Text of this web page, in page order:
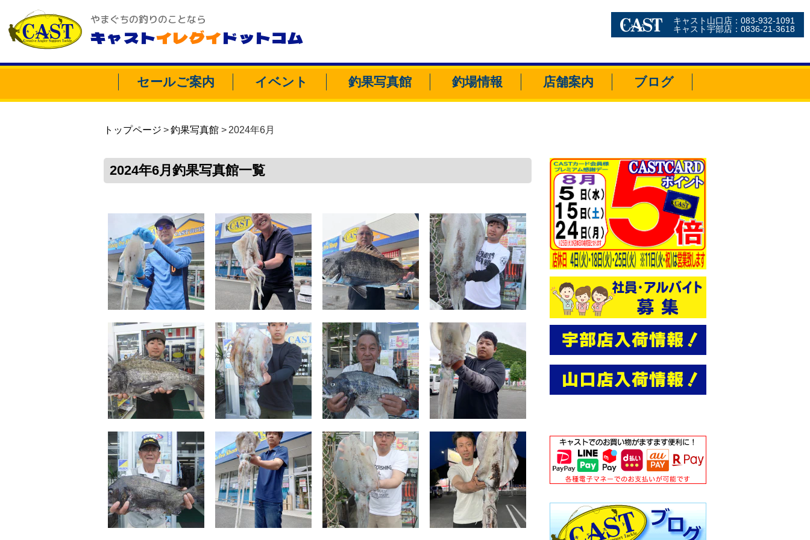
やまぐちの釣りのことなら
キャストイレグイドットコム
キャスト山口店：083-932-1091
キャスト宇部店：0836-21-3618
セールご案内 イベント 釣果写真館 釣場情報 店舗案内 ブログ
トップページ 釣果写真館 2024年6月
2024年6月釣果写真館一覧